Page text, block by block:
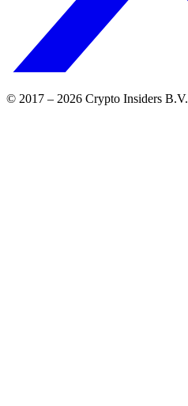
© 2017 – 2026 Crypto Insiders B.V.